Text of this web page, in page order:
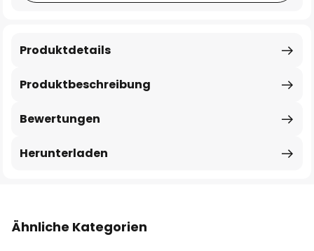
Produktbeschreibung
Produktdetails
Bewertungen
Herunterladen
Ähnliche Kategorien